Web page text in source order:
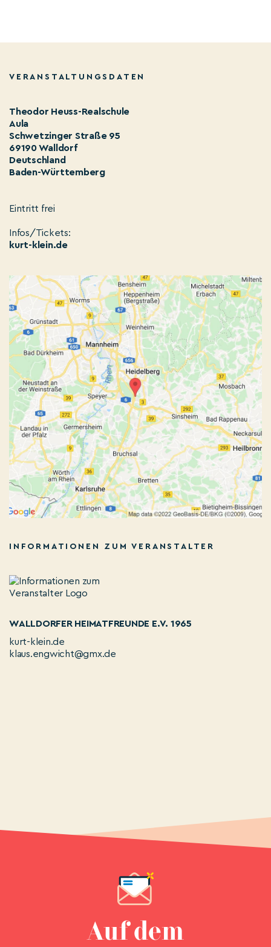
VERANSTALTUNGSDATEN
Theodor Heuss-Realschule
Aula
Schwetzinger Straße 95
69190 Walldorf
Deutschland
Baden-Württemberg
Eintritt frei
Infos/Tickets:
kurt-klein.de
INFORMATIONEN ZUM VERANSTALTER
WALLDORFER HEIMATFREUNDE E.V. 1965
kurt-klein.de
klaus.engwicht@gmx.de
Auf dem